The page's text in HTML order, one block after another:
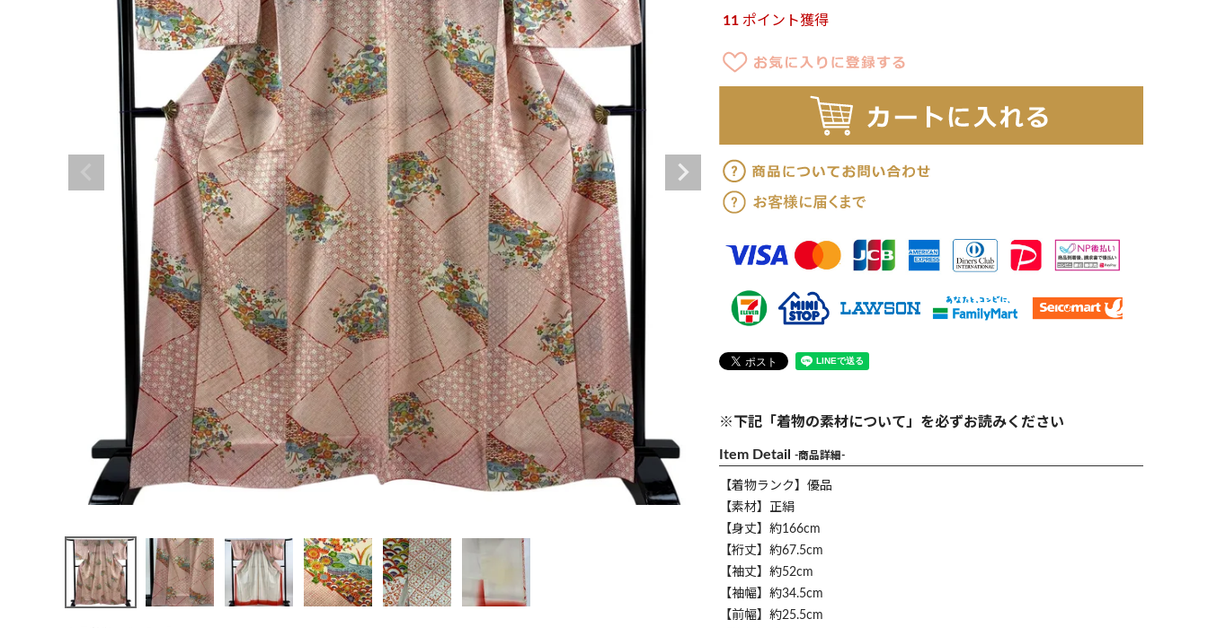
11 ポイント獲得
※下記「着物の素材について」を必ずお読みください
Item Detail -商品詳細-
【着物ランク】優品
【素材】正絹
【身丈】約166cm
【裄丈】約67.5cm
【袖丈】約52cm
【袖幅】約34.5cm
【前幅】約25.5cm